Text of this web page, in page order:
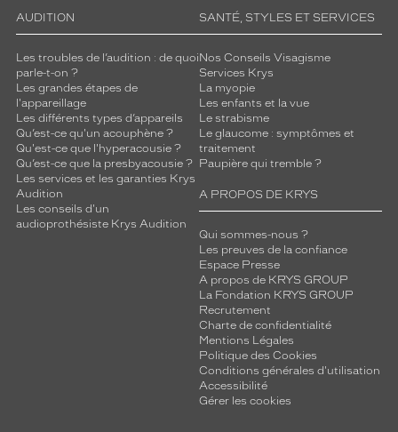
AUDITION
Les troubles de l’audition : de quoi
parle-t-on ?
Les grandes étapes de
l'appareillage
Les différents types d’appareils
Qu’est-ce qu'un acouphène ?
Qu'est-ce que l'hyperacousie ?
Qu’est-ce que la presbyacousie ?
Les services et les garanties Krys
Audition
Les conseils d'un
audioprothésiste Krys Audition
SANTÉ, STYLES ET SERVICES
Nos Conseils Visagisme
Services Krys
La myopie
Les enfants et la vue
Le strabisme
Le glaucome : symptômes et
traitement
Paupière qui tremble ?
A PROPOS DE KRYS
Qui sommes-nous ?
Les preuves de la confiance
Espace Presse
A propos de KRYS GROUP
La Fondation KRYS GROUP
Recrutement
Charte de confidentialité
Mentions Légales
Politique des Cookies
Conditions générales d'utilisation
Accessibilité
Gérer les cookies